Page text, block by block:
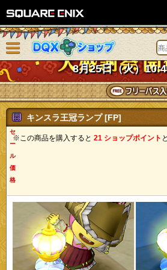
DQX
8月25日（火）
ニューを閉じる
キンスラ王冠ランプ [FP]
※この商品を購入すると 21 ショップポイント と
セ
ー
ル
価
格